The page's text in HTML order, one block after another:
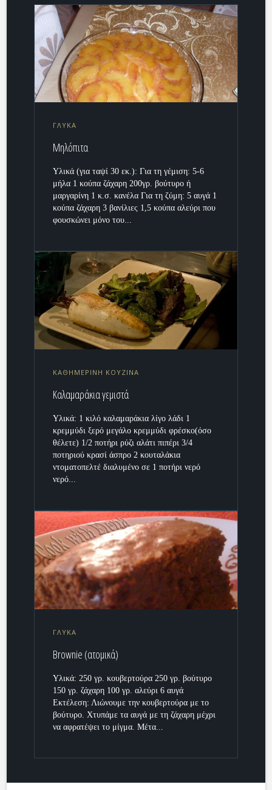
ΓΛΥΚΑ
Μηλόπιτα
Υλικά (για ταψί 30 εκ.): Για τη γέμιση: 5-6
μήλα 1 κούπα ζάχαρη 200γρ. βούτυρο ή
μαργαρίνη 1 κ.σ. κανέλα Για τη ζύμη: 5 αυγά 1
κούπα ζάχαρη 3 βανίλιες 1,5 κούπα αλεύρι που
φουσκώνει μόνο του...
ΚΑΘΗΜΕΡΙΝΗ ΚΟΥΖΙΝΑ
Καλαμαράκια γεμιστά
Υλικά: 1 κιλό καλαμαράκια λίγο λάδι 1
κρεμμύδι ξερό μεγάλο κρεμμύδι φρέσκο(όσο
θέλετε) 1/2 ποτήρι ρύζι αλάτι πιπέρι 3/4
ποτηριού κρασί άσπρο 2 κουταλάκια
ντοματοπελτέ διαλυμένο σε 1 ποτήρι νερό
νερό...
ΓΛΥΚΑ
Brownie (ατομικά)
Υλικά: 250 γρ. κουβερτούρα 250 γρ. βούτυρο
150 γρ. ζάχαρη 100 γρ. αλεύρι 6 αυγά
Εκτέλεση: Λιώνουμε την κουβερτούρα με το
βούτυρο. Χτυπάμε τα αυγά με τη ζάχαρη μέχρι
να αφρατέψει το μίγμα. Μέτα...